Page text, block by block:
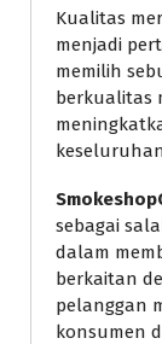
Kualitas
menjadi
memilih
berkualitas
sebagai
dalam
berkaitan
pelanggan
konsumen